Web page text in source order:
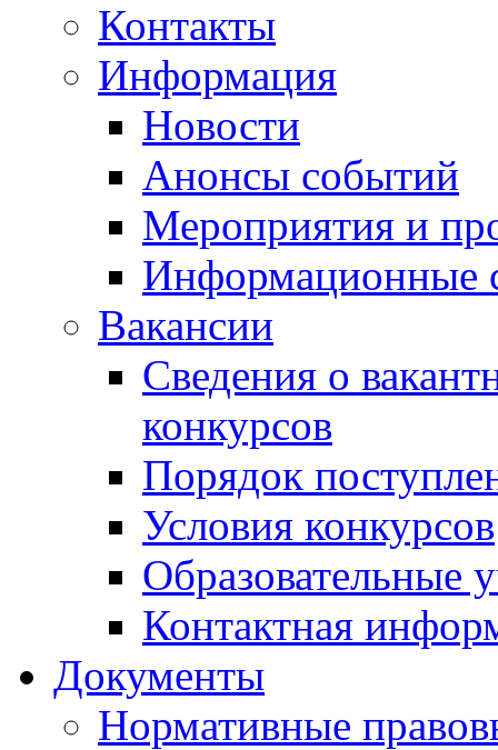
Контакты
Информация
Новости
Анонсы событий
Мероприятия и
Информационные
Вакансии
Сведения о
конкурсов
Порядок
Условия конкурсов
Образовательные
Контактная
Документы
Нормативные